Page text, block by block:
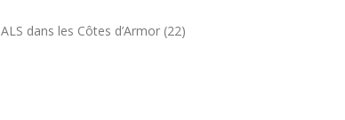
dans les Côtes d’Armor (22)